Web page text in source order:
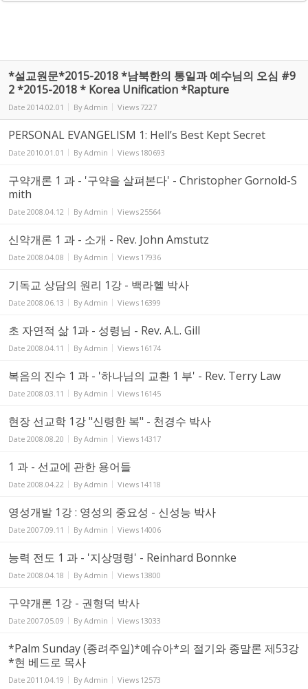
*설교원문*2015-2018 *남북한의 통일과 예수님의 오심 #9
2 *2015-2018 * Korea Unification *Rapture
Date 2014.02.01 ByAdmin Views 7227
PERSONAL EVANGELISM 1: Hell’s Best Kept Secret
Date 2010.01.01 ByAdmin Views 180693
구약개론 1 과 - '구약을 살펴본다' - Christopher Gornold-S
mith
Date 2008.04.12 ByAdmin Views25564
신약개론 1 과 - 소개 - Rev. John Amstutz
Date 2008.04.08 ByAdmin Views 17936
기독교 상담의 원리 1강 - 백라헬 박사
Date 2008.06.13 ByAdmin Views 16399
초 자연적 삶 1과 - 성령님 - Rev. A.L. Gill
Date 2008.04.11 ByAdmin Views 16174
복음의 진수 1 과 - '하나님의 교환 1 부' - Rev. Terry Law
Date 2008.03.11 ByAdmin Views 16145
현장 선교학 1강 "신령한 복" - 천경수 박사
Date 2008.08.20 ByAdmin Views 14317
1 과 - 선교에 관한 용어들
Date 2008.04.22 ByAdmin Views 14118
영성개발 1강 : 영성의 중요성 - 신성능 박사
Date 2007.09.11 ByAdmin Views 14006
능력 전도 1 과 - '지상명령' - Reinhard Bonnke
Date 2008.04.18 ByAdmin Views 13800
구약개론 1강 - 권형덕 박사
Date 2007.05.09 ByAdmin Views 13033
*Palm Sunday (종려주일)*예슈아*의 절기와 종말론 제53강
*현 베드로 목사
Date 2011.04.19 ByAdmin Views 12573